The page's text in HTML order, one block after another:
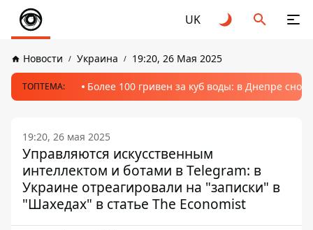
UK
Новости Украина 19:20, 26 Мая 2025
ТОПТЕМА: Более 100 гривен за куб воды: в Днепре
19:20, 26 мая 2025
Управляются искусственным
интеллектом и ботами в Telegram: в
Украине отреагировали на "записки" в
"Шахедах" в статье The Economist